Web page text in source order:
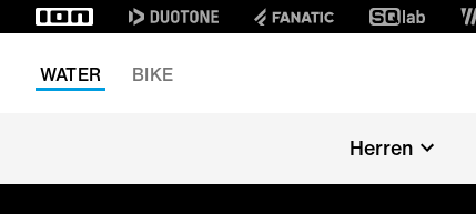
WATER
BIKE
Herren